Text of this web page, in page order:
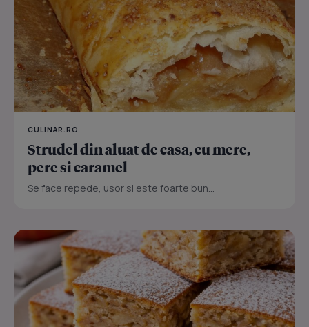
CULINAR.RO
Strudel din aluat de casa, cu mere,
pere si caramel
Se face repede, usor si este foarte bun...